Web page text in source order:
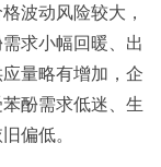
波动风险较大，
求小幅回暖、出
量略有增加，企
酚需求低迷、生
偏低。